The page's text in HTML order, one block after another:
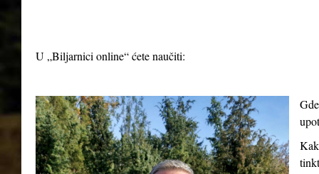
U „Biljarnici online“ ćete naučiti: